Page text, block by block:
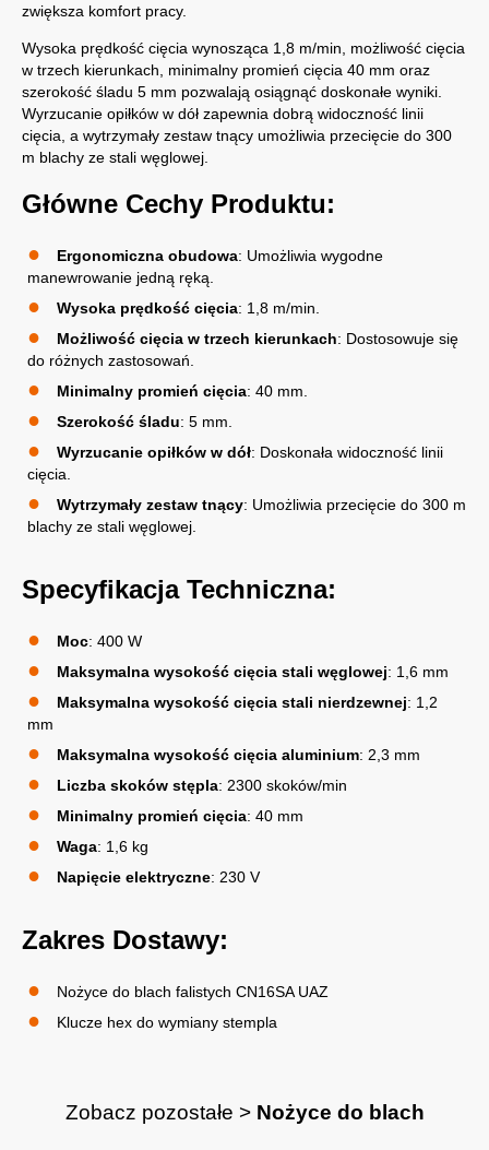
zwiększa komfort pracy.
Wysoka prędkość cięcia wynosząca 1,8 m/min, możliwość cięcia
w trzech kierunkach, minimalny promień cięcia 40 mm oraz
szerokość śladu 5 mm pozwalają osiągnąć doskonałe wyniki.
Wyrzucanie opiłków w dół zapewnia dobrą widoczność linii
cięcia, a wytrzymały zestaw tnący umożliwia przecięcie do 300
m blachy ze stali węglowej.
Główne Cechy Produktu:
Ergonomiczna obudowa: Umożliwia wygodne
manewrowanie jedną ręką.
Wysoka prędkość cięcia: 1,8 m/min.
Możliwość cięcia w trzech kierunkach: Dostosowuje się
do różnych zastosowań.
Minimalny promień cięcia: 40 mm.
Szerokość śladu: 5 mm.
Wyrzucanie opiłków w dół: Doskonała widoczność linii
cięcia.
Wytrzymały zestaw tnący: Umożliwia przecięcie do 300 m
blachy ze stali węglowej.
Specyfikacja Techniczna:
Moc: 400 W
Maksymalna wysokość cięcia stali węglowej: 1,6 mm
Maksymalna wysokość cięcia stali nierdzewnej: 1,2
mm
Maksymalna wysokość cięcia aluminium: 2,3 mm
Liczba skoków stępla: 2300 skoków/min
Minimalny promień cięcia: 40 mm
Waga: 1,6 kg
Napięcie elektryczne: 230 V
Zakres Dostawy:
Nożyce do blach falistych CN16SA UAZ
Klucze hex do wymiany stempla
Zobacz pozostałe > Nożyce do blach